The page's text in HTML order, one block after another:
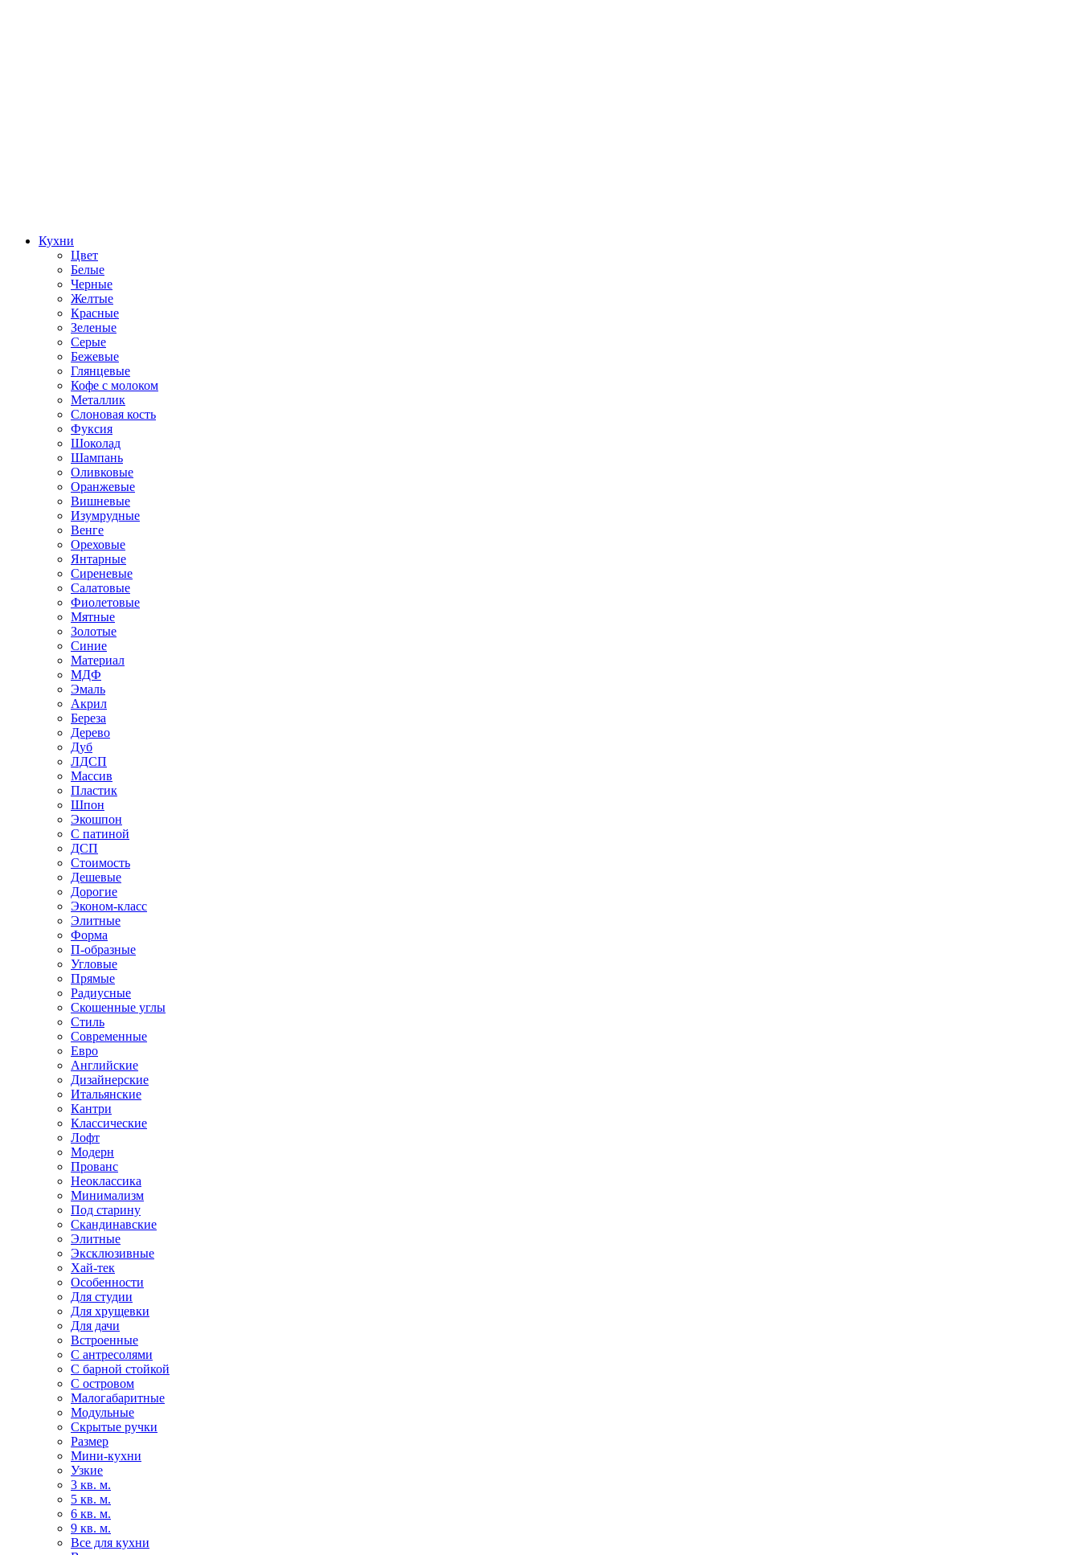
Кухни
Цвет
Белые
Черные
Желтые
Красные
Зеленые
Серые
Бежевые
Глянцевые
Кофе с молоком
Металлик
Слоновая кость
Фуксия
Шоколад
Шампань
Оливковые
Оранжевые
Вишневые
Изумрудные
Венге
Ореховые
Янтарные
Сиреневые
Салатовые
Фиолетовые
Мятные
Золотые
Синие
Материал
МДФ
Эмаль
Акрил
Береза
Дерево
Дуб
ЛДСП
Массив
Пластик
Шпон
Экошпон
С патиной
ДСП
Стоимость
Дешевые
Дорогие
Эконом-класс
Элитные
Форма
П-образные
Угловые
Прямые
Радиусные
Скошенные углы
Стиль
Современные
Евро
Английские
Дизайнерские
Итальянские
Кантри
Классические
Лофт
Модерн
Прованс
Неоклассика
Минимализм
Под старину
Скандинавские
Элитные
Эксклюзивные
Хай-тек
Особенности
Для студии
Для хрущевки
Для дачи
Встроенные
С антресолями
С барной стойкой
С островом
Малогабаритные
Модульные
Скрытые ручки
Размер
Мини-кухни
Узкие
3 кв. м.
5 кв. м.
6 кв. м.
9 кв. м.
Все для кухни